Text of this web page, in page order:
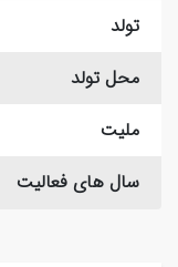
تولد
محل تولد
ملیت
سال های فعالیت